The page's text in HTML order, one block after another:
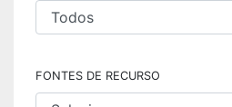
FONTES DE RECURSO